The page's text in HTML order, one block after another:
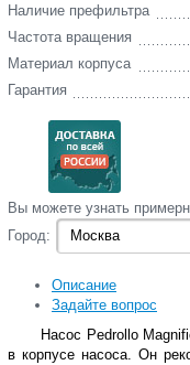
Наличие префильтра
Частота вращения
Материал корпуса
Гарантия
Вы‌ можете‌ узнать‌
Город:
Описание
Задайте вопрос
Насос Pedrollo
в корпусе насоса. Он